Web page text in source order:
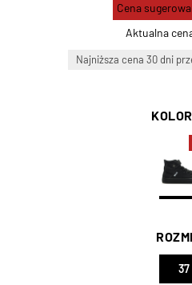
Aktualna
Cena
Najniższa cena 30 dni
37